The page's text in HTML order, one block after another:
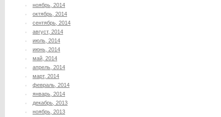
ноябрь, 2014
октябрь, 2014
сентябрь, 2014
август, 2014
июль, 2014
июнь, 2014
май, 2014
апрель, 2014
март, 2014
февраль, 2014
январь, 2014
декабрь, 2013
ноябрь, 2013